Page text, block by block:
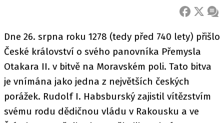
FACEBOOK
X
Dne 26. srpna roku 1278 (tedy před 740 lety) přišlo
České království o svého panovníka Přemysla
Otakara II. v bitvě na Moravském poli. Tato bitva
je vnímána jako jedna z největších českých
porážek. Rudolf I. Habsburský zajistil vítězstvím
svému rodu dědičnou vládu v Rakousku a ve